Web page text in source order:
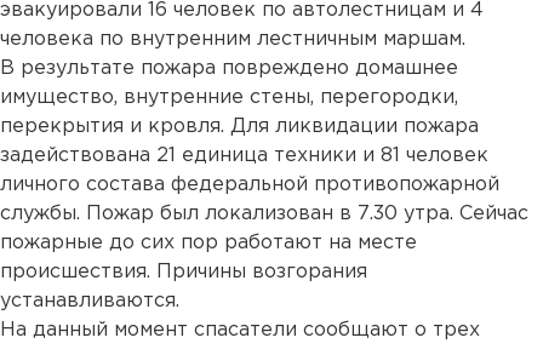
эвакуировали 16 человек по автолестницам и 4
человека по внутренним лестничным маршам.
В результате пожара повреждено домашнее
имущество, внутренние стены, перегородки,
перекрытия и кровля. Для ликвидации пожара
задействована 21 единица техники и 81 человек
личного состава федеральной противопожарной
службы. Пожар был локализован в 7.30 утра. Сейчас
пожарные до сих пор работают на месте
происшествия. Причины возгорания
устанавливаются.
На данный момент спасатели сообщают о трех